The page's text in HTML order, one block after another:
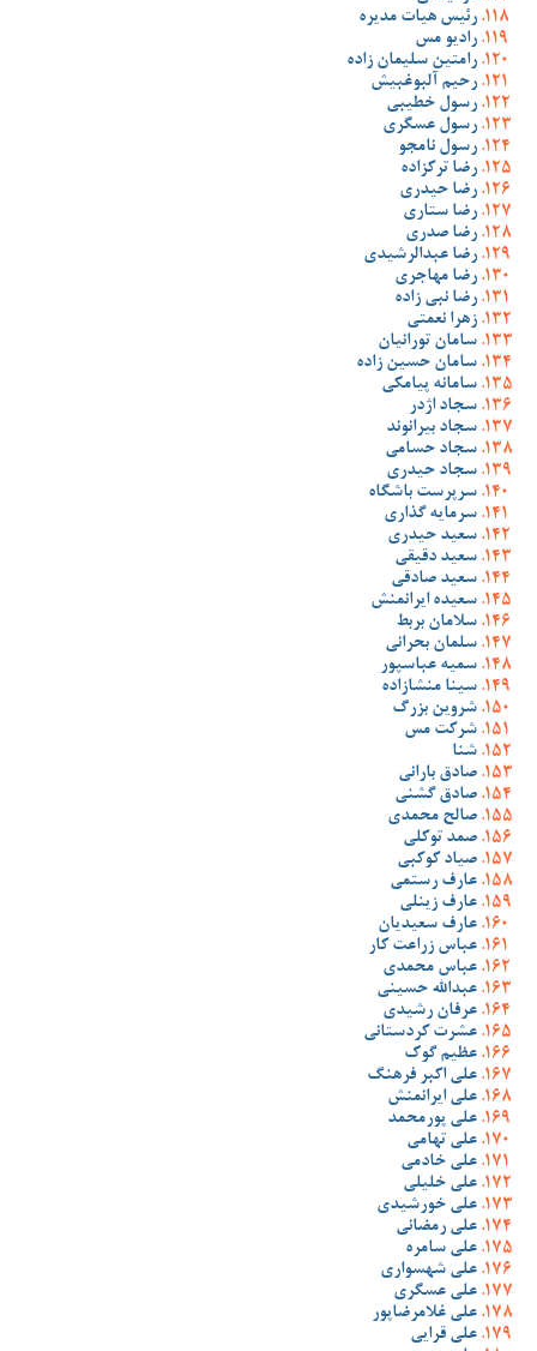
رئیس هیات مدیره
رادیو مس
رامتین سلیمان زاده
رحیم آلبوغبیش
رسول خطیبی
رسول عسگری
رسول نامجو
رضا ترکزاده
رضا حیدری
رضا ستاری
رضا صدری
رضا عبدالرشیدی
رضا مهاجری
رضا نبی زاده
زهرا نعمتی
سامان تورانیان
سامان حسین زاده
سامانه پیامکی
سجاد اژدر
سجاد بیرانوند
سجاد حسامی
سجاد حیدری
سرپرست باشگاه
سرمایه گذاری
سعید حیدری
سعید دقیقی
سعید صادقی
سعیده ایرانمنش
سلامان بربط
سلمان بحرانی
سمیه عباسپور
سینا منشازاده
شروین بزرگ
شرکت مس
شنا
صادق بارانی
صادق گشنی
صالح محمدی
صمد توکلی
صیاد کوکبی
عارف رستمی
عارف زینلی
عارف سعیدیان
عباس زراعت کار
عباس محمدی
عبدالله حسینی
عرفان رشیدی
عشرت کردستانی
عظیم گوک
علی اکبر فرهنگ
علی ایرانمنش
علی پورمحمد
علی تهامی
علی خادمی
علی خلیلی
علی خورشیدی
علی رمضانی
علی سامره
علی شهسواری
علی عسگری
علی غلامرضاپور
علی قرایی